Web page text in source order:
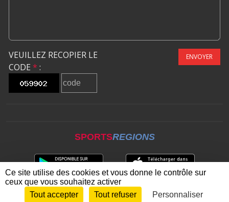
VEUILLEZ RECOPIER LE
CODE * :
ENVOYER
SPORTSREGIONS
Envie de participer ? CONNEXION
Ce site utilise des cookies et vous donne le contrôle sur
ceux que vous souhaitez activer
Tout accepter
Tout refuser Personnaliser